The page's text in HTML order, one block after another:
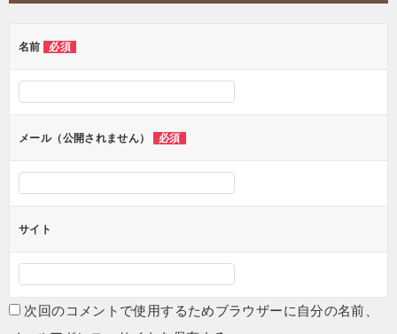
ー
ョ
名前 必須
メール（公開されません） 必須
サイト
次回のコメントで使用するためブラウザーに自分の名前、